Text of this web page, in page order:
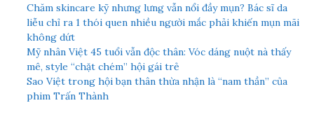
Chăm skincare kỹ nhưng lưng vẫn nổi đầy mụn? Bác sĩ da
liễu chỉ ra 1 thói quen nhiều người mắc phải khiến mụn mãi
không dứt
Mỹ nhân Việt 45 tuổi vẫn độc thân: Vóc dáng nuột nà thấy
mê, style “chặt chém” hội gái trẻ
Sao Việt trong hội bạn thân thừa nhận là “nam thần” của
phim Trấn Thành